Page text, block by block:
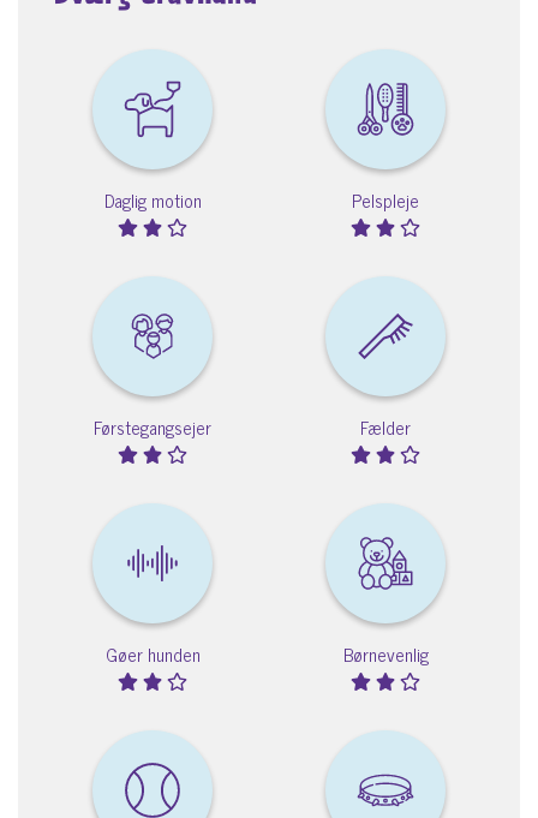
Daglig motion Pelspleje
Førstegangsejer Fælder
Gøer hunden Børnevenlig